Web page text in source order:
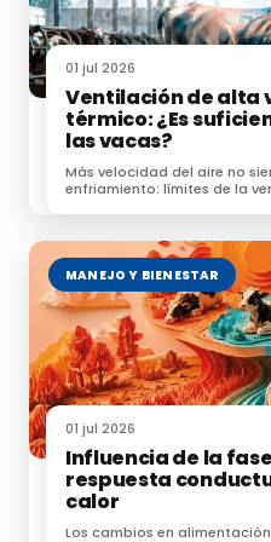
adecuadamente.
PÉRDIDAS
COMPOSICIÓN DE LA
El impacto negativo del
producción de leche no
volumen de leche, sino
del contenido de grasa
fenómeno que ocurre
un “efecto de retraso”
ese momento.
Por lo general,
0,35-0,40 unidades
de grasa de la leche y
01 jul 2026
Ventilación de alta
térmico: ¿Es
las vacas?
Más velocidad del aire no
enfriamiento: límites de la
MANEJO Y BIENESTAR
01 jul 2026
Influencia de la
respuesta
calor
Los cambios en